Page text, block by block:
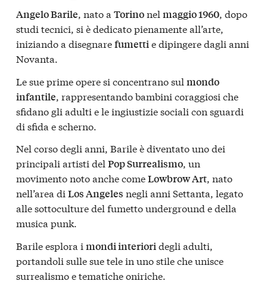
Angelo Barile, nato a Torinonel maggio 1960, dopo
studi tecnici, si è dedicato pienamente all’arte,
iniziando a disegnarefumettie dipingere dagli anni
Novanta.
Le sue prime opere si concentrano sul mondo
infantile, rappresentando bambini coraggiosi che
sfidano gli adulti e le ingiustizie sociali con sguardi
di sfida e scherno.
Nel corso degli anni, Barile è diventato uno dei
principali artisti del Pop Surrealismo, un
movimento noto anche comeLowbrow Art, nato
nell’area di Los Angeles negli anni Settanta, legato
alle sottoculture del fumetto underground e della
musica punk.
Barile esplora i mondi interioridegli adulti,
portandoli sulle sue tele in uno stile che unisce
surrealismo e tematiche oniriche.